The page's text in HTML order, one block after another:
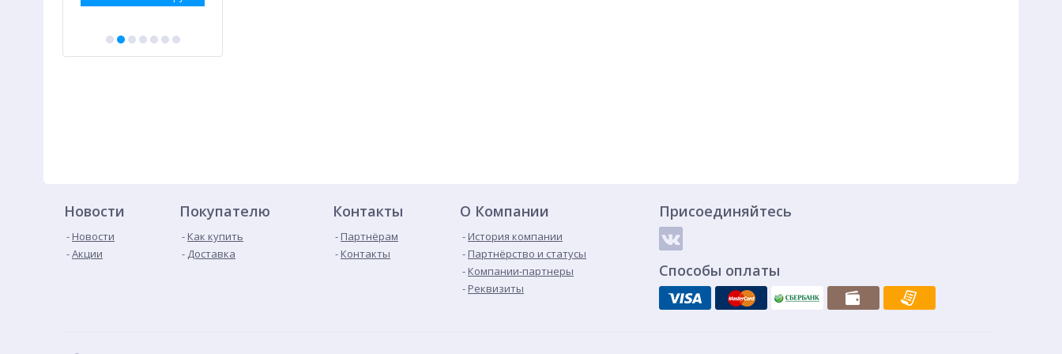
Новости
Новости
Акции
Покупателю
Как купить
Доставка
Контакты
Партнёрам
Контакты
О Компании
История компании
Партнёрство и статусы
Компании-партнеры
Реквизиты
Присоединяйтесь
Способы оплаты